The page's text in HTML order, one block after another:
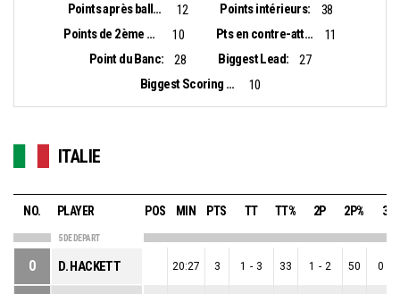
Points après balles perdues: 12 Points intérieurs:
38
Points de 2ème chance:
10 Pts en contre-attaque:
11
Point du Banc:
28 Biggest Lead:
27
Biggest Scoring Run:
10
ITALIE
NO. PLAYER POS MIN PTS TT TT% 2P 2P% 3P
5 DE DEPART
0 D. HACKETT 20:27 3 1 - 3 33 1 - 2 50 0